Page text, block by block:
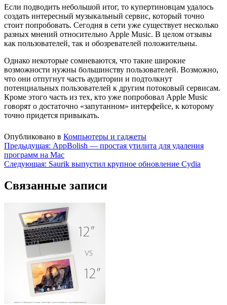
Если подводить небольшой итог, то купертиновцам удалось
создать интересный музыкальный сервис, который точно
стоит попробовать. Сегодня в сети уже существует несколько
разных мнений относительно Apple Music. В целом отзывы
как пользователей, так и обозревателей положительны.
Однако некоторые сомневаются, что такие широкие
возможности нужны большинству пользователей. Возможно,
что они отпугнут часть аудитории и подтолкнут
потенциальных пользователей к другим потоковый сервисам.
Кроме этого часть из тех, кто уже попробовал Apple Music
говорят о достаточно «запутанном» интерфейсе, к которому
точно придется привыкать.
Опубликовано в Компьютеры и гаджеты
Навигация
по
Предыдущая: AppBolish — простая утилита для удаления
программ на Mac
Следующая: Saurik выпустил крупное обновление Cydia
Связанные записи